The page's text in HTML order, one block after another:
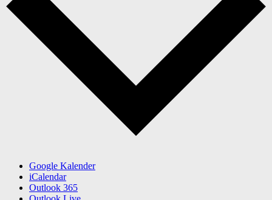
Google Kalender
iCalendar
Outlook 365